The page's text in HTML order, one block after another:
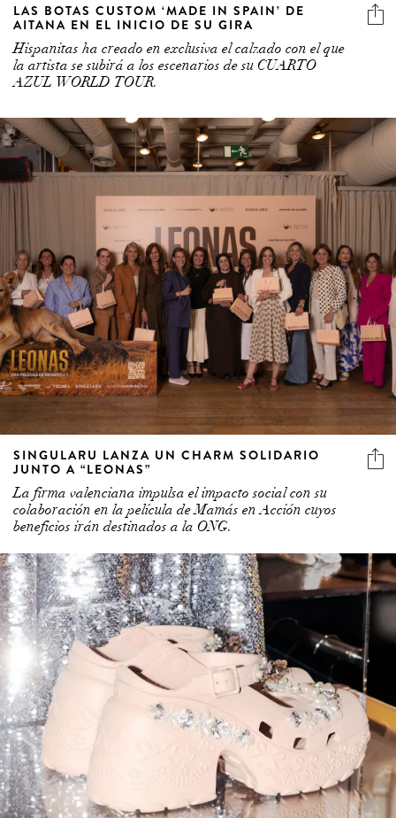
LAS BOTAS CUSTOM ‘MADE IN SPAIN’ DE
AITANA EN EL INICIO DE SU GIRA
Hispanitas ha creado en exclusiva el calzado con el que
la artista se subirá a los escenarios de su CUARTO
AZUL WORLD TOUR.
SINGULARU LANZA UN CHARM SOLIDARIO
JUNTO A “LEONAS”
La firma valenciana impulsa el impacto social con su
colaboración en la película de Mamás en Acción cuyos
beneficios irán destinados a la ONG.